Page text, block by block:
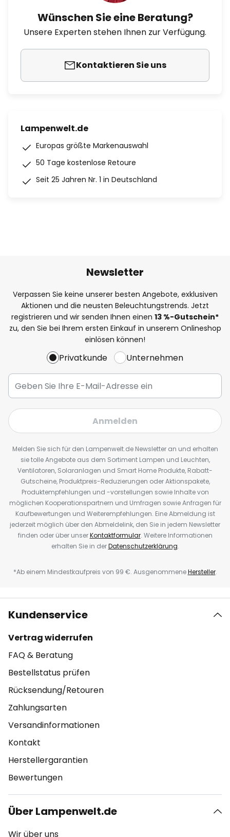
Wünschen Sie eine Beratung?
Unsere Experten stehen Ihnen zur Verfügung.
Kontaktieren Sie uns
Lampenwelt.de
Europas größte Markenauswahl
50 Tage kostenlose Retoure
Seit 25 Jahren Nr. 1 in Deutschland
Newsletter
Verpassen Sie keine unserer besten Angebote, exklusiven
Aktionen und die neusten Beleuchtungstrends. Jetzt
registrieren und wir senden Ihnen einen 13 %-Gutschein*
zu, den Sie bei Ihrem ersten Einkauf in unserem Onlineshop
einlösen können!
Privatkunde Unternehmen
Anmelden
Melden Sie sich für den Lampenwelt.de Newsletter an und erhalten
sie tolle Angebote aus dem Sortiment Lampen und Leuchten,
Ventilatoren, Solaranlagen und Smart Home Produkte, Rabatt-
Gutscheine, Produktpreis-Reduzierungen oder Aktionspakete,
Produktempfehlungen und -vorstellungen sowie Inhalte von
möglichen Kooperationspartnern und Umfragen sowie Anfragen für
Kaufbewertungen und Weiterempfehlungen. Eine Abmeldung ist
jederzeit möglich über den Abmeldelink, den Sie in jedem Newsletter
finden oder über unserKontaktformular. Weitere Informationen
erhalten Sie in derDatenschutzerklärung.
*Ab einem Mindestkaufpreis von 99 €. AusgenommeneHersteller.
Kundenservice
Vertrag widerrufen
FAQ & Beratung
Bestellstatus prüfen
Rücksendung/Retouren
Zahlungsarten
Versandinformationen
Kontakt
Herstellergarantien
Bewertungen
Über Lampenwelt.de
Wir über uns